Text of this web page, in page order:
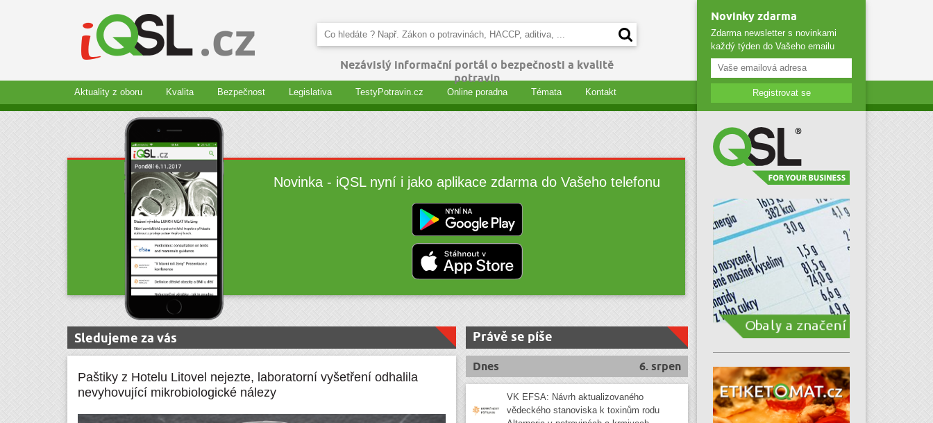
Nezávislý informační portál o bezpečnosti a kvalitě
potravin
Aktuality z oboru Kvalita Bezpečnost Legislativa TestyPotravin.cz Online poradna Témata Kontakt
Novinka - iQSL nyní i jako aplikace zdarma do Vašeho telefonu
Sledujeme za vás
Paštiky z Hotelu Litovel nejezte, laboratorní vyšetření odhalila
nevyhovující mikrobiologické nálezy
Právě se píše
6. srpen
Dnes
VK EFSA: Návrh aktualizovaného
vědeckého stanoviska k toxinům rodu
Novinky zdarma
Zdarma newsletter s novinkami
každý týden do Vašeho emailu
Registrovat se